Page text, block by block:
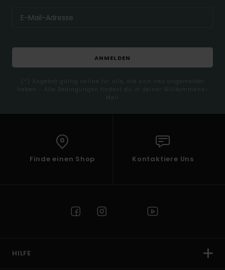
ANMELDEN
(*) Angebot gültig online für alle, die sich neu angemeldet
haben - Alle Bedingungen findest du in deiner Willkommens-
Mail
Finde einen Shop Kontaktiere Uns
HILFE